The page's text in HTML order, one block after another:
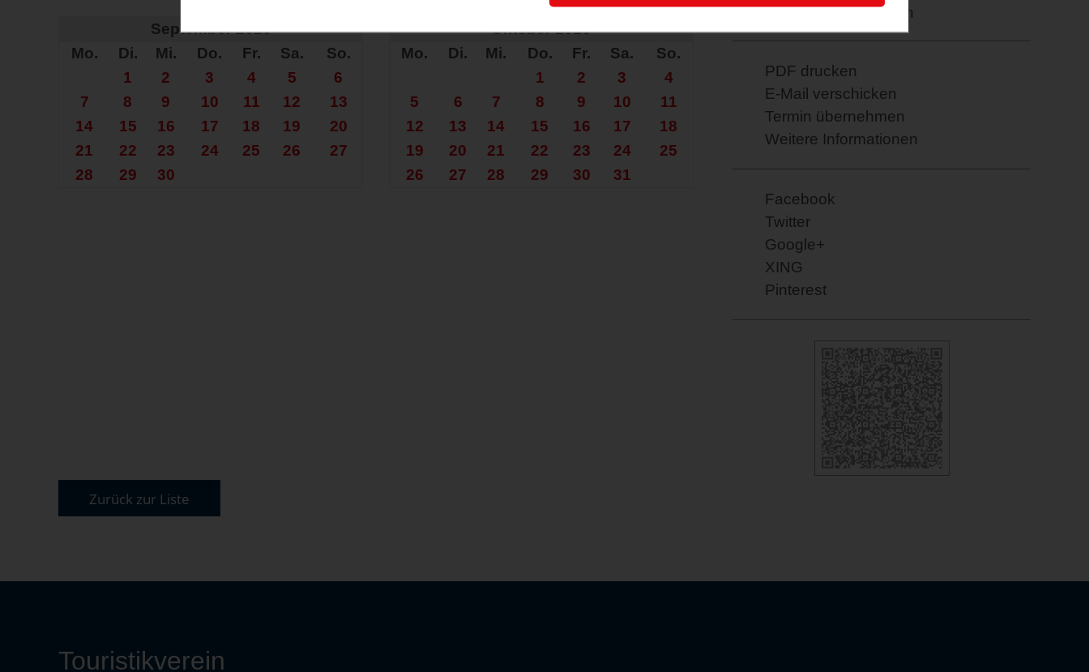
September 2026
Mo.
Di. Mi. Do. Fr. Sa.
So.
1
2 3 4 5
6
7
8 9 10 11 12
13
14
15 16 17 18 19
20
21
22 23 24 25 26
27
28
29 30
Oktober 2026
Mo.
Di. Mi. Do. Fr. Sa.
So.
1
2 3
4
5
6 7 8 9 10
11
12
13 14 15 16 17
18
19
20 21 22 23 24
25
26
27 28 29 30 31
Merkzettel: speichern
PDF drucken
E-Mail verschicken
Termin übernehmen
Weitere Informationen
Facebook
Twitter
Google+
XING
Pinterest
Zurück zur Liste
Touristikverein